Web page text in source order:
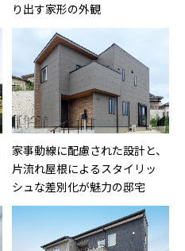
り出す家形の外観
家事動線に配慮された設計と、
片流れ屋根によるスタイリッ
シュな差別化が魅力の邸宅